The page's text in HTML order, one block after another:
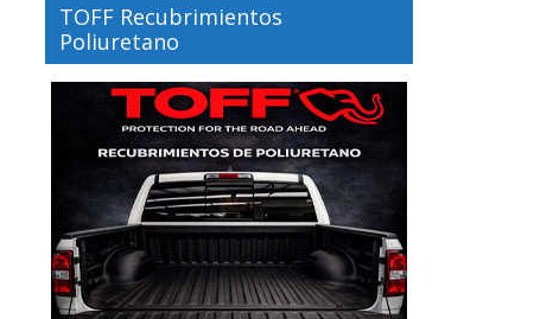
TOFF Recubrimientos
Poliuretano